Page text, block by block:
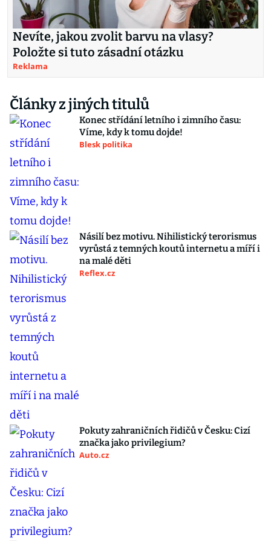
Nevíte, jakou zvolit barvu na vlasy?
Položte si tuto zásadní otázku
Reklama
Články z jiných titulů
Konec střídání letního i zimního času:
Víme, kdy k tomu dojde!
Blesk politika
Násilí bez motivu. Nihilistický terorismus
vyrůstá z temných koutů internetu a míří i
na malé děti
Reflex.cz
Pokuty zahraničních řidičů v Česku: Cizí
značka jako privilegium?
Auto.cz